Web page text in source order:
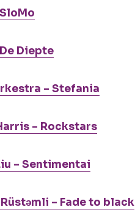
Diepte
– Stefania
– Rockstars
– Sentimentai
– Fade to black